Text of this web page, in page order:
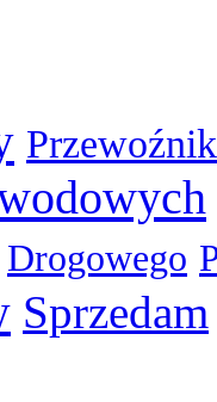
Drogowego
Sprzedam